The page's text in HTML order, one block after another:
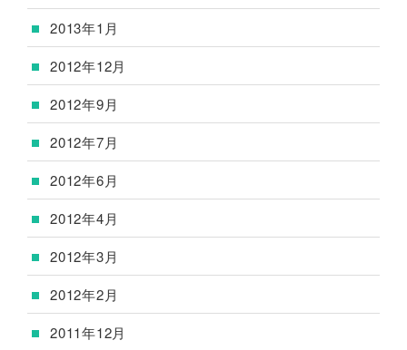
2013年1月
2012年12月
2012年9月
2012年7月
2012年6月
2012年4月
2012年3月
2012年2月
2011年12月